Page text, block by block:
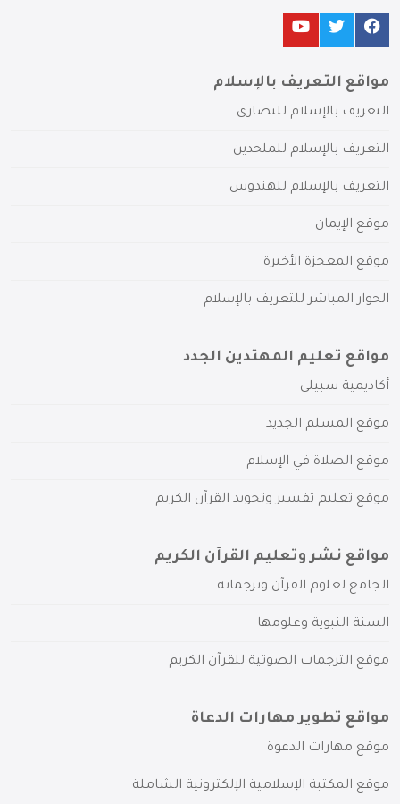
مواقع التعريف بالإسلام
التعريف بالإسلام للنصارى
التعريف بالإسلام للملحدين
التعريف بالإسلام للهندوس
موقع الإيمان
موقع المعجزة الأخيرة
الحوار المباشر للتعريف بالإسلام
مواقع تعليم المهتدين الجدد
أكاديمية سبيلي
موقع المسلم الجديد
موقع الصلاة في الإسلام
موقع تعليم تفسير وتجويد القرآن الكريم
مواقع نشر وتعليم القرآن الكريم
الجامع لعلوم القرآن وترجماته
السنة النبوية وعلومها
موقع الترجمات الصوتية للقرآن الكريم
مواقع تطوير مهارات الدعاة
موقع مهارات الدعوة
موقع المكتبة الإسلامية الإلكترونية الشاملة